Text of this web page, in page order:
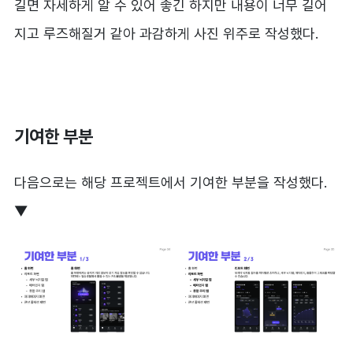
길면 자세하게 알 수 있어 좋긴 하지만 내용이 너무 길어
지고 루즈해질거 같아 과감하게 사진 위주로 작성했다.
기여한 부분
다음으로는 해당 프로젝트에서 기여한 부분을 작성했다.
▼